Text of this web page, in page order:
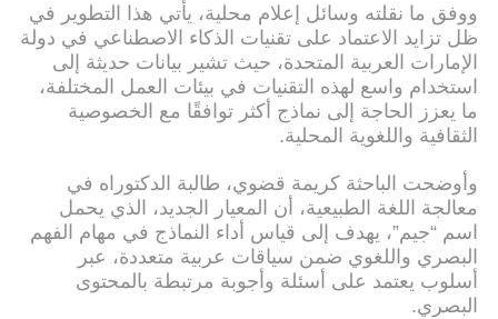
ووفق ما نقلته وسائل إعلام محلية، يأتي هذا التطوير في
ظل تزايد الاعتماد على تقنيات الذكاء الاصطناعي في دولة
الإمارات العربية المتحدة، حيث تشير بيانات حديثة إلى
استخدام واسع لهذه التقنيات في بيئات العمل المختلفة،
ما يعزز الحاجة إلى نماذج أكثر توافقًا مع الخصوصية
الثقافية واللغوية المحلية.
وأوضحت الباحثة كريمة قضوي، طالبة الدكتوراه في
معالجة اللغة الطبيعية، أن المعيار الجديد، الذي يحمل
اسم “جيم”، يهدف إلى قياس أداء النماذج في مهام الفهم
البصري واللغوي ضمن سياقات عربية متعددة، عبر
أسلوب يعتمد على أسئلة وأجوبة مرتبطة بالمحتوى
البصري.